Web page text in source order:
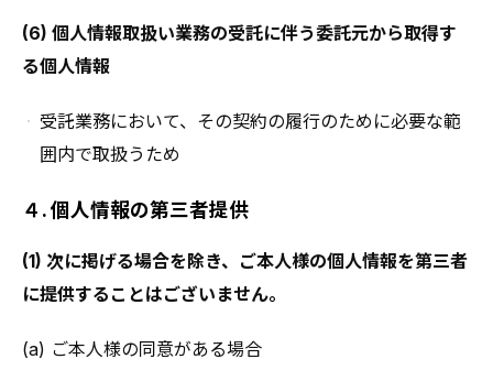
(6) 個人情報取扱い業務の受託に伴う委託元から取得す
る個人情報
受託業務において、その契約の履行のために必要な範
囲内で取扱うため
４. 個人情報の第三者提供
(1) 次に掲げる場合を除き、ご本人様の個人情報を第三者
に提供することはございません。
(a) ご本人様の同意がある場合